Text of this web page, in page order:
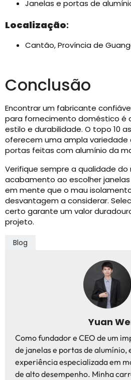
Janelas e portas de
Localização:
Cantão, Província de
Conclusão
Encontrar um fabricante
para fornecimento doméstico é
estilo e durabilidade. O topo 10
oferecem uma ampla variedade
portas feitas com alumínio da
Verifique sempre a qualidade do
acabamento ao escolher
em mente que o mau
desvantagem a considerar.
certo garante um valor
projeto.
Blog
Yuan
Como fundador e CEO de um
de janelas e portas de alumínio,
experiência especializada em
de alto desempenho. Minha